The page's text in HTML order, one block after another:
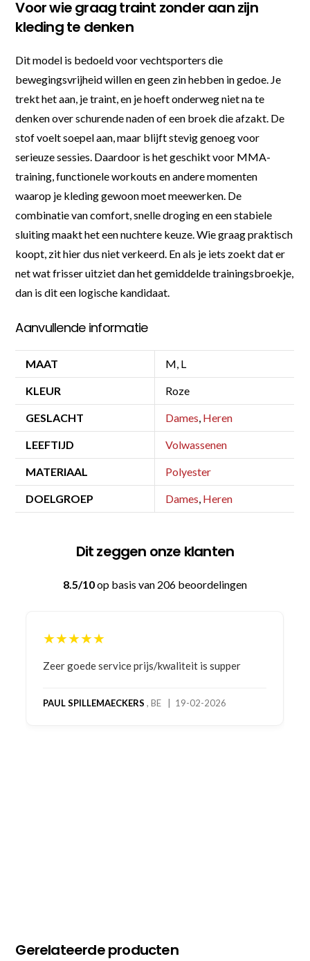
Voor wie graag traint zonder aan zijn
kleding te denken
Dit model is bedoeld voor vechtsporters die
bewegingsvrijheid willen en geen zin hebben in gedoe. Je
trekt het aan, je traint, en je hoeft onderweg niet na te
denken over schurende naden of een broek die afzakt. De
stof voelt soepel aan, maar blijft stevig genoeg voor
serieuze sessies. Daardoor is het geschikt voor MMA-
training, functionele workouts en andere momenten
waarop je kleding gewoon moet meewerken. De
combinatie van comfort, snelle droging en een stabiele
sluiting maakt het een nuchtere keuze. Wie graag praktisch
koopt, zit hier dus niet verkeerd. En als je iets zoekt dat er
net wat frisser uitziet dan het gemiddelde trainingsbroekje,
dan is dit een logische kandidaat.
Aanvullende informatie
MAAT M, L
KLEUR Roze
GESLACHT Dames, Heren
LEEFTIJD Volwassenen
MATERIAAL Polyester
DOELGROEP Dames, Heren
Dit zeggen onze klanten
8.5/10op basis van 206 beoordelingen
★★★★★
Bestelling gedaan vanwege goede prijzen en
bestelling al ontvangen met gifts, waardoor je
Gerelateerde producten